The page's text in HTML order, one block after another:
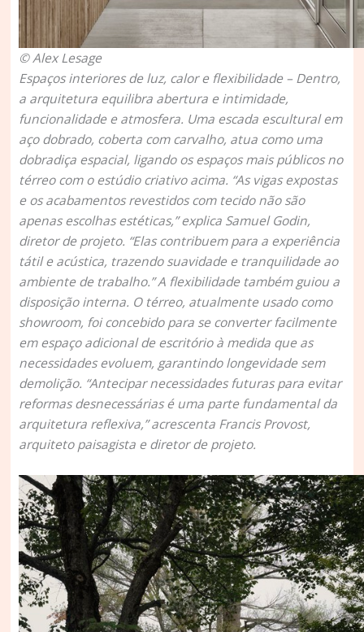
© Alex Lesage
Espaços interiores de luz, calor e flexibilidade – Dentro,
a arquitetura equilibra abertura e intimidade,
funcionalidade e atmosfera. Uma escada escultural em
aço dobrado, coberta com carvalho, atua como uma
dobradiça espacial, ligando os espaços mais públicos no
térreo com o estúdio criativo acima. “As vigas expostas
e os acabamentos revestidos com tecido não são
apenas escolhas estéticas,” explica Samuel Godin,
diretor de projeto. “Elas contribuem para a experiência
tátil e acústica, trazendo suavidade e tranquilidade ao
ambiente de trabalho.” A flexibilidade também guiou a
disposição interna. O térreo, atualmente usado como
showroom, foi concebido para se converter facilmente
em espaço adicional de escritório à medida que as
necessidades evoluem, garantindo longevidade sem
demolição. “Antecipar necessidades futuras para evitar
reformas desnecessárias é uma parte fundamental da
arquitetura reflexiva,” acrescenta Francis Provost,
arquiteto paisagista e diretor de projeto.